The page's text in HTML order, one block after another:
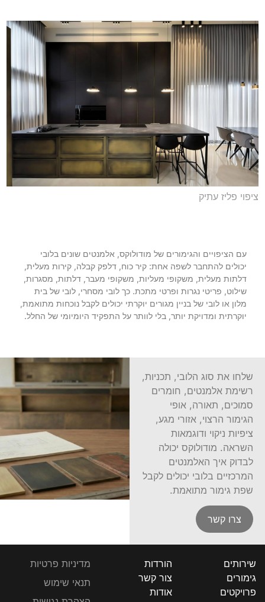
ציפוי פליז עתיק
עם הציפויים והגימורים של מודולוקס, אלמנטים שונים בלובי
יכולים להתחבר לשפה אחת: קיר כוח, דלפק קבלה, קירות מעלית,
דלתות מעלית, משקופי מעליות, משקופי מעבר, דלתות, מסגרות,
שילוט, פריטי נגרות ופרטי מתכת. כך לובי מסחרי, לובי של בית
מלון או לובי של בניין מגורים יוקרתי יכולים לקבל נוכחות מתואמת,
יוקרתית ומדויקת יותר, בלי לוותר על התפקיד היומיומי של החלל.
שלחו את סוג הלובי, תכניות,
רשימת אלמנטים, חומרים
סמוכים, תאורה, אופי
הגימור הרצוי, אזורי מגע,
ציפיות ניקוי ודוגמאות
השראה. מודולוקס יכולה
לבדוק איך האלמנטים
המרכזיים בלובי יכולים לקבל
שפת גימור מתואמת.
צרו קשר
שירותים
גימורים
פרויקטים
הורדות
צור קשר
אודות
מדיניות פרטיות
תנאי שימוש